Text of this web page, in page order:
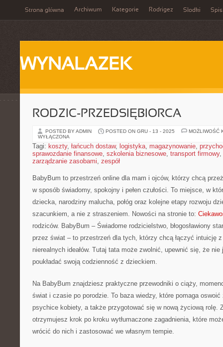
Strona główna Archiwum Kategorie Rodrigez Słodki Spis
WYNALAZEK
RODZIC-PRZEDSIĘBIORCA
POSTED BY ADMIN POSTED ON GRU - 13 - 2025
MOŻLIWOŚĆ
WYŁĄCZONA
Tagi: koszty, łańcuch dostaw, logistyka, magazynowanie,
sprawozdanie finansowe, szkolenia biznesowe, transport firmowy,
zarządzanie zasobami, zespół
BabyBum to przestrzeń online dla mam i ojców, którzy chcą
w sposób świadomy, spokojny i pełen czułości. To miejsce, w
dziecka, narodziny malucha, połóg oraz kolejne etapy rozwoju
szacunkiem, a nie z straszeniem. Nowości na stronie to:
rodziców. BabyBum – Świadome rodzicielstwo, błogosławiony
przez świat – to przestrzeń dla tych, którzy chcą łączyć intuicję
nierealnych ideałów. Tutaj tata może zwolnić, upewnić się, że
poukładać swoją codzienność z dzieckiem.
Na BabyBum znajdziesz praktyczne przewodniki o ciąży,
świat i czasie po porodzie. To baza wiedzy, które pomaga
psychice kobiety, a także przygotować się w nową życiową rolę.
otrzymujesz krok po kroku wytłumaczone zagadnienia, które
wrócić do nich i zastosować we własnym tempie.